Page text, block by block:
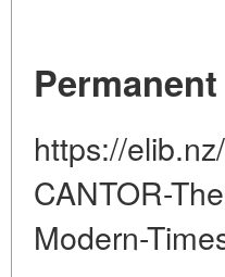
https://
CANTOR-
Modern-